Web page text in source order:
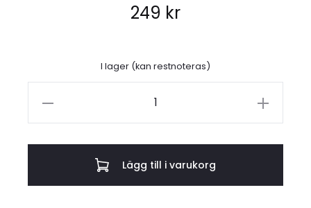
249 kr
I lager (kan restnoteras)
Lägg till i varukorg